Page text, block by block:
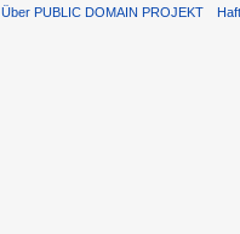
Über PUBLIC DOMAIN PROJEKT